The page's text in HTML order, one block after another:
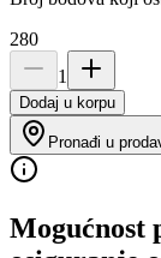
280
1
Dodaj u korpu
Pronađi u
Mogućnost